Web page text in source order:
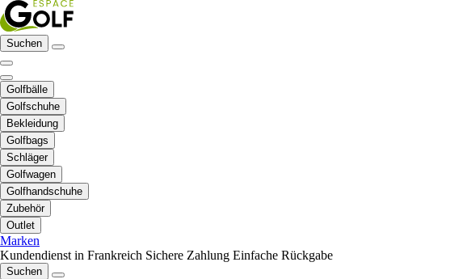
Suchen
Golfbälle
Golfschuhe
Bekleidung
Golfbags
Schläger
Golfwagen
Golfhandschuhe
Zubehör
Outlet
Marken
Kundendienst in Frankreich Sichere Zahlung Einfache Rückgabe
Suchen